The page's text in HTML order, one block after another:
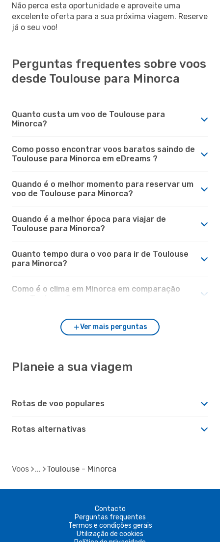
Não perca esta oportunidade e aproveite uma
excelente oferta para a sua próxima viagem. Reserve
já o seu voo!
Perguntas frequentes sobre voos
desde Toulouse para Minorca
Quanto custa um voo de Toulouse para
Minorca?
Como posso encontrar voos baratos saindo de
Toulouse para Minorca em eDreams ?
Quando é o melhor momento para reservar um
voo de Toulouse para Minorca?
Quando é a melhor época para viajar de
Toulouse para Minorca?
Quanto tempo dura o voo para ir de Toulouse
para Minorca?
Como é o clima em Minorca em comparação
Ver mais perguntas
Planeie a sua viagem
Rotas de voo populares
Rotas alternativas
Voos Toulouse - Minorca
Contacto
Perguntas frequentes
Termos e condições gerais
Utilização de cookies